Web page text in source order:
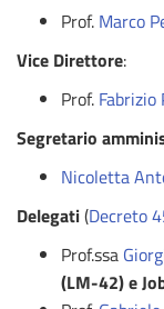
Prof. Marco
Vice Direttore:
Prof. Fabrizio
Segretario
Nicoletta
Delegati(Decreto
Prof.ssa
(LM-42) e